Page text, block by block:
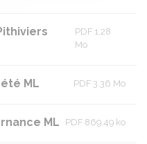
PDF 1.28
Mo
ML PDF 3.36 Mo
ML PDF 869.49 ko